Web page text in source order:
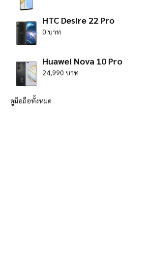
HTC Desire 22 Pro
0 บาท
Huawei Nova 10 Pro
24,990 บาท
ดูมือถือทั้งหมด